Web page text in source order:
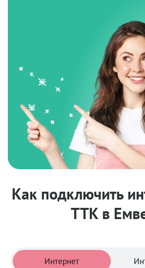
Как подключить
ТТК в
Интернет